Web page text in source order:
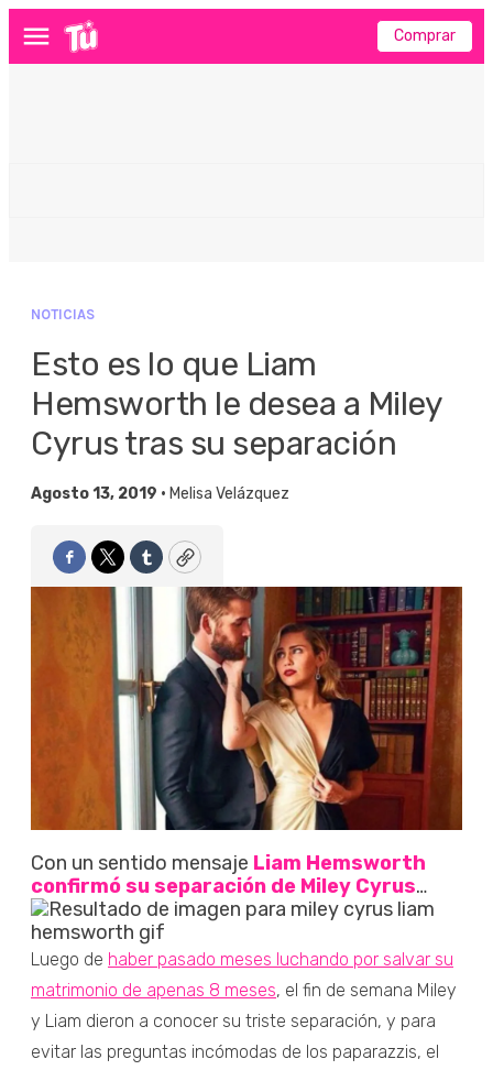
Menú Comprar
NOTICIAS
Esto es lo que Liam
Hemsworth le desea a Miley
Cyrus tras su separación
Agosto 13, 2019 • Melisa Velázquez
Facebook
TwitterTumblrCopy
Con un sentido mensaje Liam Hemsworth
confirmó su separación de Miley Cyrus…
Luego de haber pasado meses luchando por salvar su
matrimonio de apenas 8 meses, el fin de semana Miley
y Liam dieron a conocer su triste separación, y para
evitar las preguntas incómodas de los paparazzis, el